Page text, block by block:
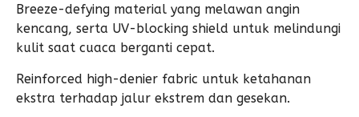
Breeze-defying material yang melawan angin
kencang, serta UV-blocking shield untuk melindungi
kulit saat cuaca berganti cepat.
Reinforced high-denier fabric untuk ketahanan
ekstra terhadap jalur ekstrem dan gesekan.